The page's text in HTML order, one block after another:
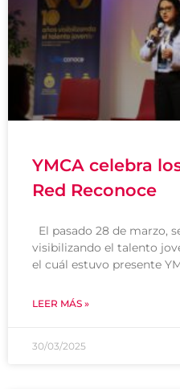
YMCA celebra
Red Reconoce
El pasado 28 de marzo,
visibilizando el talento
el cuál estuvo presente
LEER MÁS »
30/03/2025